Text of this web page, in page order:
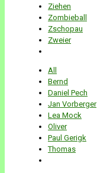
Ziehen
Zombieball
Zschopau
Zweier
All
Bernd
Daniel Pech
Jan Vorberger
Lea Mock
Oliver
Paul Gerigk
Thomas